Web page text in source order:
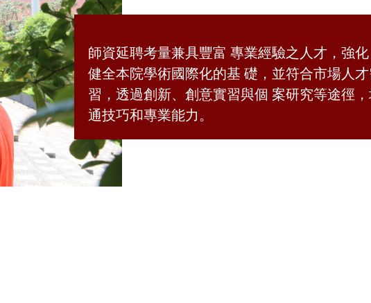
師資延聘考量兼具豐富 專業經驗之人才，強
健全本院學術國際化的基 礎，並符合市場人
習，透過創新、創意實習與個 案研究等途徑
通技巧和專業能力。